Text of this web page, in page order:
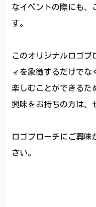
なイベントの際にも、
す。
このオリジナルロゴブ
ィを象徴するだけでな
楽しむことができるた
興味をお持ちの方は、
ロゴブローチにご興味
さい。